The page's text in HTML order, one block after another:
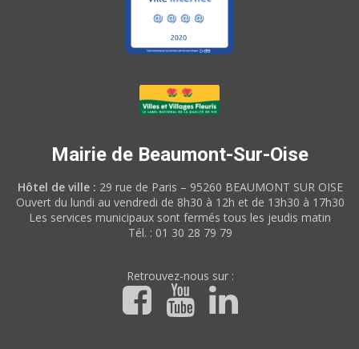
Mairie de Beaumont-Sur-Oise
Hôtel de ville : 29 rue de Paris – 95260 BEAUMONT SUR OISE
Ouvert du lundi au vendredi de 8h30 à 12h et de 13h30 à 17h30
Les services municipaux sont fermés tous les jeudis matin
Tél. : 01 30 28 79 79
Retrouvez-nous sur :